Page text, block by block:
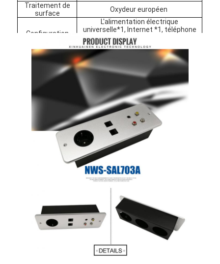
Aperçu
Produits
A propos de nous
Visite d'usine
Contrôle de la qualité
Tableaux interactifs
Système de conférence
Traitement de
surface
Oxydeur européen
Configuration
L'alimentation électrique
universelle*1, Internet *1, téléphone
*1, HDMI*1, USB *1, VGA*1, 3.5
AUDIO*1(personnalisé)